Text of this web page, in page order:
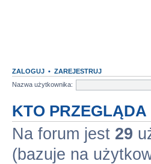
ZALOGUJ • ZAREJESTRUJ
Nazwa użytkownika:
KTO PRZEGLĄDA
Na forum jest 29
(bazuje na